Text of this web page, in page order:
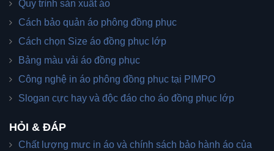
Quy trình sản xuất áo
Cách bảo quản áo phông đồng phục
Cách chọn Size áo đồng phục lớp
Bảng màu vải áo đồng phục
Công nghệ in áo phông đồng phục tại PIMPO
Slogan cực hay và độc đáo cho áo đồng phục lớp
HỎI & ĐÁP
Chất lượng mưc in áo và chính sách bảo hành áo của